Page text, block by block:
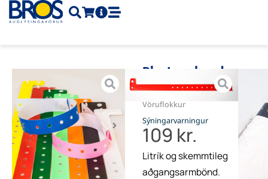
Skip
Plastarmband
Vnr.ART-900
Vöruflokkur
Sýningarvarningur
109 kr.
Litrík og skemmtileg
aðgangsarmbönd.